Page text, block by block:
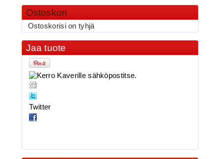
Ostoskori
Ostoskorisi on tyhjä
Jaa tuote
Twitter